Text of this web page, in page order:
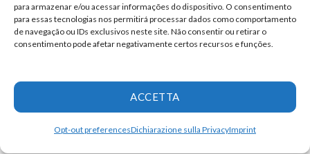
para armazenar e/ou acessar informações do dispositivo. O consentimento
para essas tecnologias nos permitirá processar dados como comportamento
de navegação ou IDs exclusivos neste site. Não consentir ou retirar o
consentimento pode afetar negativamente certos recursos e funções.
ACCETTA
Opt-out preferencesDichiarazione sulla PrivacyImprint
Termini e condizioni
Politica sulla privacy
Preferenze di opt-out
Dichiarazione di riservatezza
Email:networknewsinc@gmail.com
In nessun caso richiediamo somme di denaro per rilasciare qualsiasi tipo di
prodotto finanziario, sia esso carta di credito, finanziamento o prestito. Se ciò accade, faccelo